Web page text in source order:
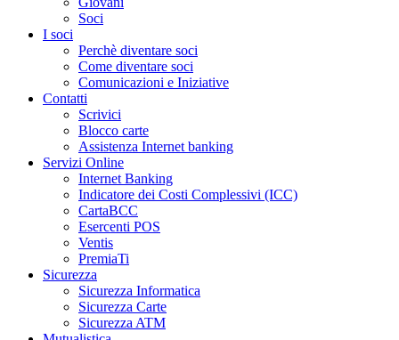
Soci
I soci
Perchè diventare soci
Come diventare soci
Comunicazioni e Iniziative
Contatti
Scrivici
Blocco carte
Assistenza Internet banking
Servizi Online
Internet Banking
Indicatore dei Costi Complessivi (ICC)
CartaBCC
Esercenti POS
Ventis
PremiaTi
Sicurezza
Sicurezza Informatica
Sicurezza Carte
Sicurezza ATM